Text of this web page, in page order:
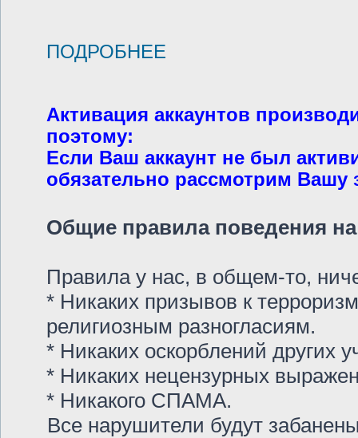
ПОДРОБНЕЕ
Активация аккаунтов
поэтому:
Если Ваш аккаунт не был
обязательно рассмотрим Вашу
Общие правила поведения на
Правила у нас, в общем-то,
* Никаких призывов к
религиозным разногласиям.
* Никаких оскорблений других
* Никаких нецензурных
* Никакого СПАМА.
Все нарушители будут